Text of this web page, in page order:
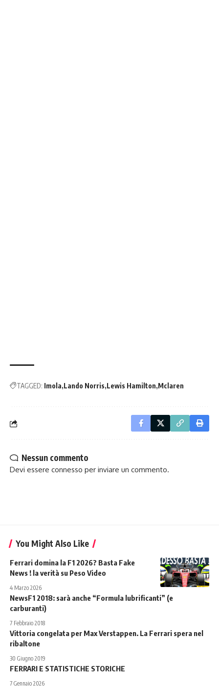
TAGGED: Imola Lando Norris Lewis Hamilton Mclaren
Nessun commento
Devi essere connesso per inviare un commento.
You Might Also Like
Ferrari domina la F1 2026? Basta Fake
News ! la verità su Peso Video
4 Marzo 2026
NewsF1 2018: sarà anche “Formula lubrificanti” (e
carburanti)
7 Febbraio 2018
Vittoria congelata per Max Verstappen. La Ferrari spera nel
ribaltone
30 Giugno 2019
FERRARI E STATISTICHE STORICHE
7 Gennaio 2026